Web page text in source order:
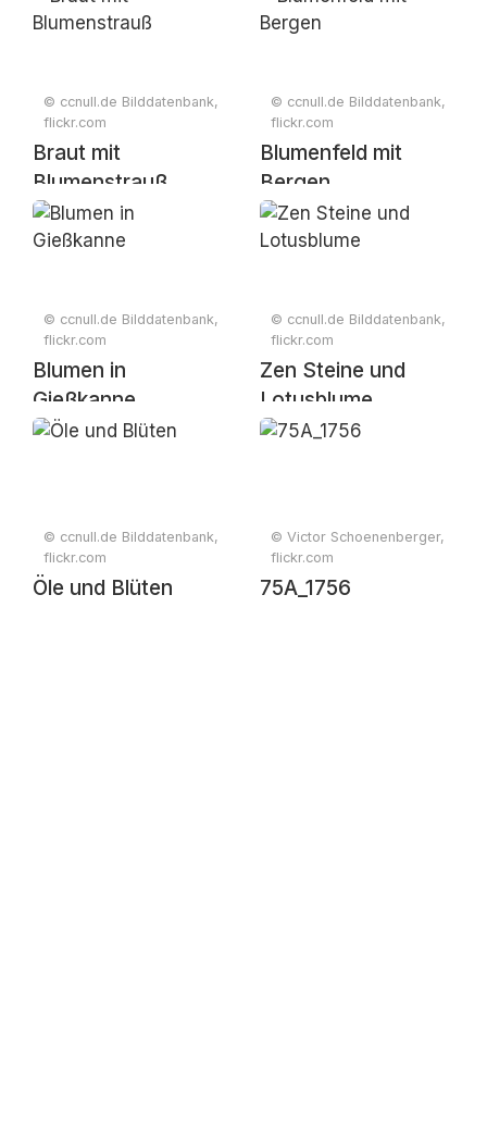
© ccnull.de Bilddatenbank,
flickr.com
Braut mit
Blumenstrauß
© ccnull.de Bilddatenbank,
flickr.com
Blumenfeld mit
Bergen
© ccnull.de Bilddatenbank,
flickr.com
Blumen in
Gießkanne
© ccnull.de Bilddatenbank,
flickr.com
Zen Steine und
Lotusblume
© ccnull.de Bilddatenbank,
flickr.com
Öle und Blüten
© Victor Schoenenberger,
flickr.com
75A_1756